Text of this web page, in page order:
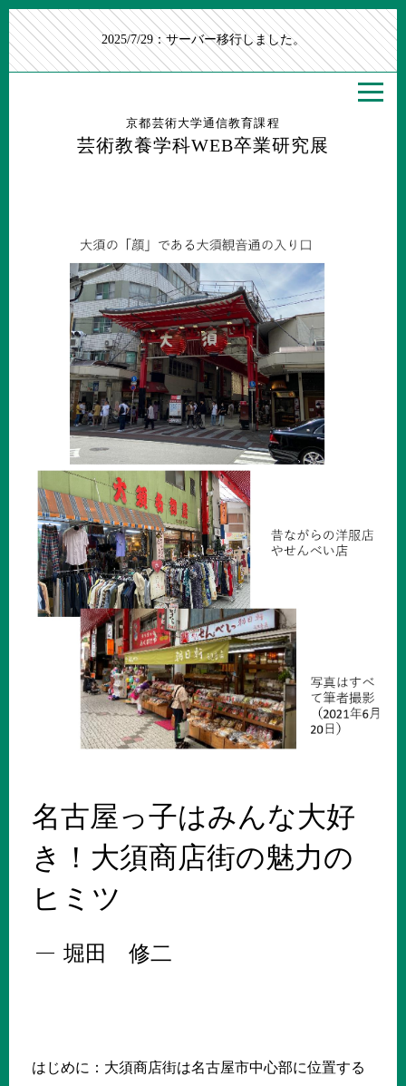
2025/7/29：サーバー移行しました。
京都芸術大学通信教育課程
芸術教養学科WEB卒業研究展
名古屋っ子はみんな大好
き！大須商店街の魅力の
ヒミツ
堀田 修二
はじめに：大須商店街は名古屋市中心部に位置する